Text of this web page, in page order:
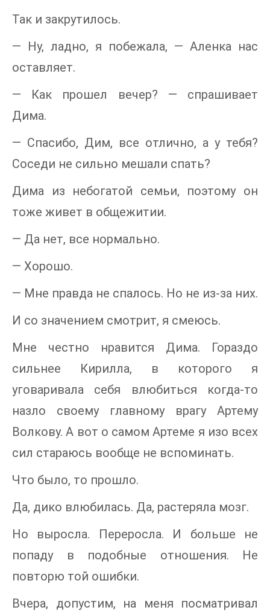
Так и закрутилось.
— Ну, ладно, я побежала, — Аленка нас
оставляет.
— Как прошел вечер? — спрашивает
Дима.
— Спасибо, Дим, все отлично, а у тебя?
Соседи не сильно мешали спать?
Дима из небогатой семьи, поэтому он
тоже живет в общежитии.
— Да нет, все нормально.
— Хорошо.
— Мне правда не спалось. Но не из-за них.
И со значением смотрит, я смеюсь.
Мне честно нравится Дима. Гораздо
сильнее Кирилла, в которого я
уговаривала себя влюбиться когда-то
назло своему главному врагу Артему
Волкову. А вот о самом Артеме я изо всех
сил стараюсь вообще не вспоминать.
Что было, то прошло.
Да, дико влюбилась. Да, растеряла мозг.
Но выросла. Переросла. И больше не
попаду в подобные отношения. Не
повторю той ошибки.
Вчера, допустим, на меня посматривал